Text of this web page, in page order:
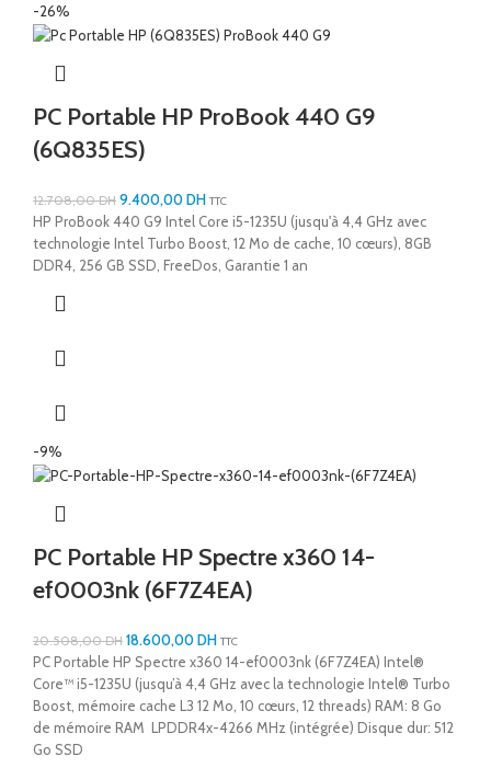
-26%
PC Portable HP ProBook 440 G9
(6Q835ES)
12.708,00DH 9.400,00DH TTC
HP ProBook 440 G9 Intel Core i5-1235U (jusqu'à 4,4 GHz avec
technologie Intel Turbo Boost, 12 Mo de cache, 10 cœurs), 8GB
DDR4, 256 GB SSD, FreeDos, Garantie 1 an
-9%
PC Portable HP Spectre x360 14-
ef0003nk (6F7Z4EA)
20.508,00DH 18.600,00DH TTC
PC Portable HP Spectre x360 14-ef0003nk (6F7Z4EA) Intel®
Core™ i5-1235U (jusqu’à 4,4 GHz avec la technologie Intel® Turbo
Boost, mémoire cache L3 12 Mo, 10 cœurs, 12 threads) RAM: 8 Go
de mémoire RAM LPDDR4x-4266 MHz (intégrée) Disque dur: 512
Go SSD